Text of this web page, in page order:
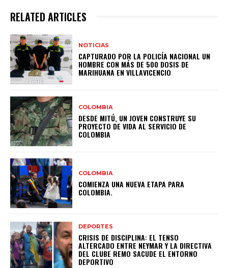
RELATED ARTICLES
NOTICIAS
CAPTURADO POR LA POLICÍA NACIONAL UN
HOMBRE CON MÁS DE 500 DOSIS DE
MARIHUANA EN VILLAVICENCIO
COLOMBIA
DESDE MITÚ, UN JOVEN CONSTRUYE SU
PROYECTO DE VIDA AL SERVICIO DE
COLOMBIA
COLOMBIA
COMIENZA UNA NUEVA ETAPA PARA
COLOMBIA.
DEPORTES
CRISIS DE DISCIPLINA: EL TENSO
ALTERCADO ENTRE NEYMAR Y LA DIRECTIVA
DEL CLUBE REMO SACUDE EL ENTORNO
DEPORTIVO